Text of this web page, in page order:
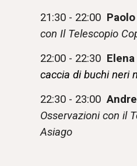
21:30 - 22:00
con Il Telescopio
22:00 - 22:30
caccia di buchi neri
22:30 - 23:00
Osservazioni con il
Asiago